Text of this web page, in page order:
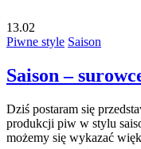
13.02
Piwne style Saison
Saison –
Dziś postaram się
produkcji piw w stylu
możemy się wykazać